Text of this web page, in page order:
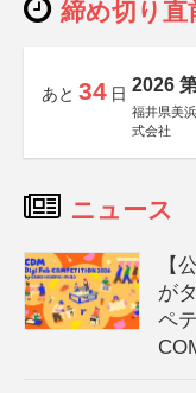
締め切り直
あと 34 日 2026
福井県美
式会社
ニュース
【
が
ペ